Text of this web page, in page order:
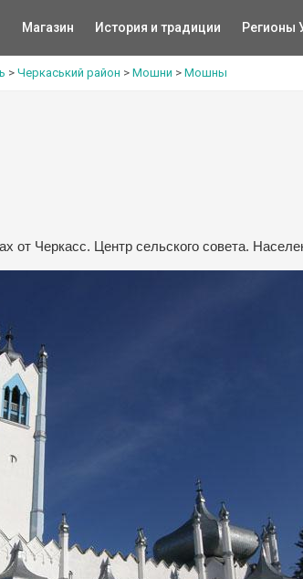
Магазин История и традиции Регионы
> Черкаський район > Мошни > Мошны
от Черкасс. Центр сельского совета.